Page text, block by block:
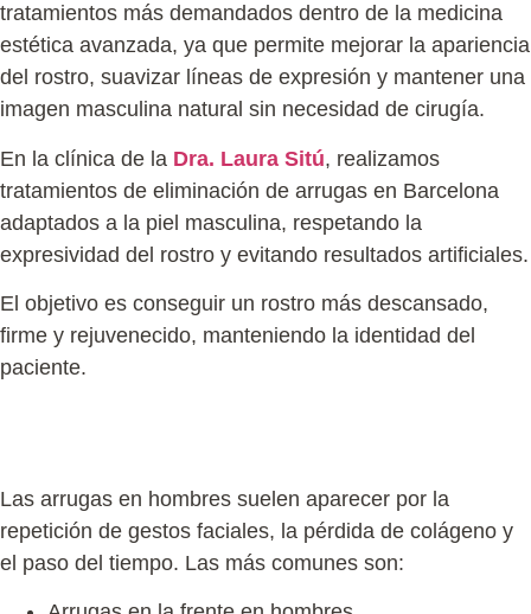
tratamientos más demandados dentro de la medicina
estética avanzada, ya que permite mejorar la apariencia
del rostro, suavizar líneas de expresión y mantener una
imagen masculina natural sin necesidad de cirugía.
En la clínica de la Dra. Laura Sitú, realizamos
tratamientos de eliminación de arrugas en Barcelona
adaptados a la piel masculina, respetando la
expresividad del rostro y evitando resultados artificiales.
El objetivo es conseguir un rostro más descansado,
firme y rejuvenecido, manteniendo la identidad del
paciente.
Las arrugas en hombres suelen aparecer por la
repetición de gestos faciales, la pérdida de colágeno y
el paso del tiempo. Las más comunes son: